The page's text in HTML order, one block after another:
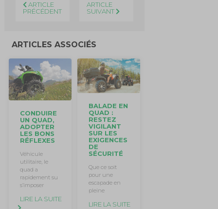
ARTICLE
PRÉCÉDENT
ARTICLE
SUIVANT
ARTICLES ASSOCIÉS
CONDUIRE
UN QUAD,
ADOPTER
LES BONS
RÉFLEXES
Véhicule
utilitaire, le
quad a
rapidement su
s’imposer
LIRE LA SUITE
BALADE EN
QUAD :
RESTEZ
VIGILANT
SUR LES
EXIGENCES
DE
SÉCURITÉ
Que ce soit
pour une
escapade en
pleine
LIRE LA SUITE